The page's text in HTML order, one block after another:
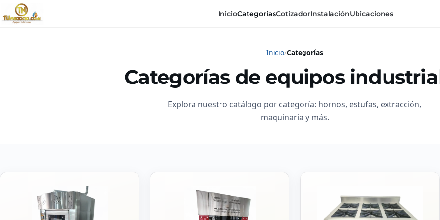
InicioCategoríasCotizadorInstalaciónUbicaciones
Inicio Categorías
Categorías de equipos
Explora nuestro catálogo por categoría: hornos, estufas, extracción,
maquinaria y más.